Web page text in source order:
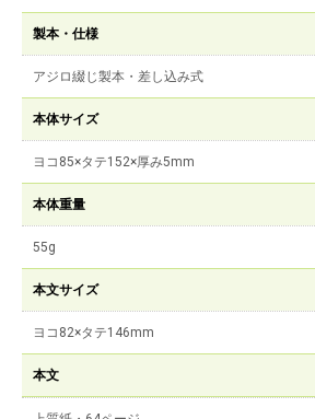
製本・仕様
アジロ綴じ製本・差し込み式
本体サイズ
ヨコ85×タテ152×厚み5mm
本体重量
55g
本文サイズ
ヨコ82×タテ146mm
本文